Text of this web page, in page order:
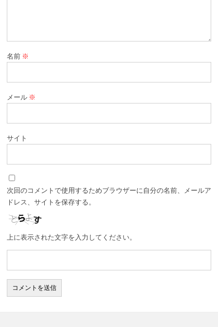
名前 ※
メール ※
サイト
次回のコメントで使用するためブラウザーに自分の名前、メールア
ドレス、サイトを保存する。
上に表示された文字を入力してください。